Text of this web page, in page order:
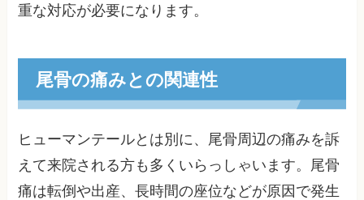
重な対応が必要になります。
尾骨の痛みとの関連性
ヒューマンテールとは別に、尾骨周辺の痛みを訴
えて来院される方も多くいらっしゃいます。尾骨
痛は転倒や出産、長時間の座位などが原因で発生